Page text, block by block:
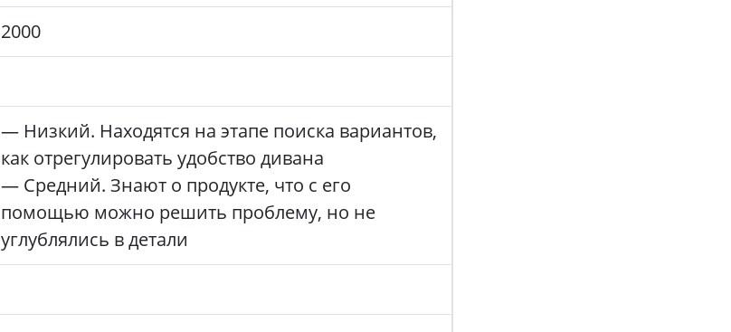
2000
— Низкий. Находятся на этапе поиска вариантов,
как отрегулировать удобство дивана
— Средний. Знают о продукте, что с его
помощью можно решить проблему, но не
углублялись в детали